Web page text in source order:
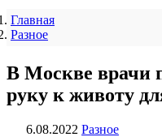
Главная
Разное
В Москве врачи
руку к животу
6.08.2022 Разное